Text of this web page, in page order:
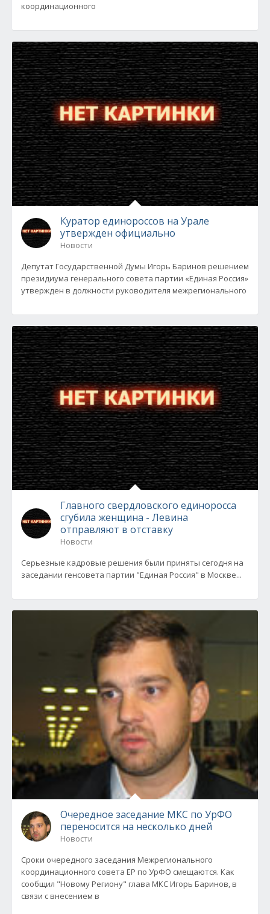
координационного
Куратор единороссов на Урале
утвержден официально
Новости
Депутат Государственной Думы Игорь Баринов решением
президиума генерального совета партии «Единая Россия»
утвержден в должности руководителя межрегионального
Главного свердловского единоросса
сгубила женщина - Левина
отправляют в отставку
Новости
Серьезные кадровые решения были приняты сегодня на
заседании генсовета партии "Единая Россия" в Москве...
Очередное заседание МКС по УрФО
переносится на несколько дней
Новости
Сроки очередного заседания Межрегионального
координационного совета ЕР по УрФО смещаются. Как
сообщил "Новому Региону" глава МКС Игорь Баринов, в
связи с внесением в